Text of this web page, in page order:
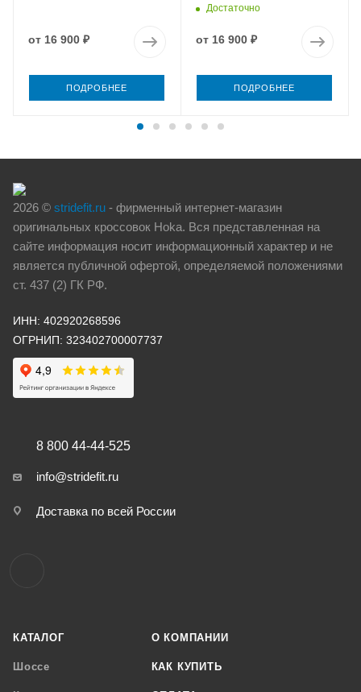
от 16 900 ₽
ПОДРОБНЕЕ
Достаточно
от 16 900 ₽
ПОДРОБНЕЕ
2026 © stridefit.ru - фирменный интернет-магазин
оригинальных кроссовок Hoka. Вся представленная на
сайте информация носит информационный характер и не
является публичной офертой, определяемой положениями
ст. 437 (2) ГК РФ.
ИНН: 402920268596
ОГРНИП: 323402700007737
КАТАЛОГ
Шоссе
О КОМПАНИИ
КАК КУПИТЬ
8 800 44-44-525
info@stridefit.ru
Доставка по всей России